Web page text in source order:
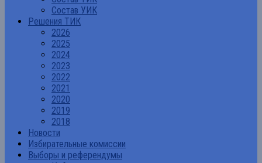
Состав УИК
Решения ТИК
2026
2025
2024
2023
2022
2021
2020
2019
2018
Новости
Избирательные комиссии
Выборы и референдумы